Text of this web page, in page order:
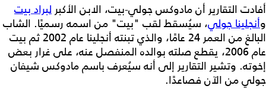
أفادت التقارير أن مادوكس جولي-بيت، الابن الأكبر لبراد بيت
وأنجلينا جولي، سيُسقط لقب "بيت" من اسمه رسميًا. الشاب
البالغ من العمر 24 عامًا، والذي تبنته أنجلينا عام 2002 ثم بيت
عام 2006، يقطع صلته بوالده المنفصل عنه، على غرار بعض
إخوته. وتشير التقارير إلى أنه سيُعرف باسم مادوكس شيفان
جولي من الآن فصاعدًا.